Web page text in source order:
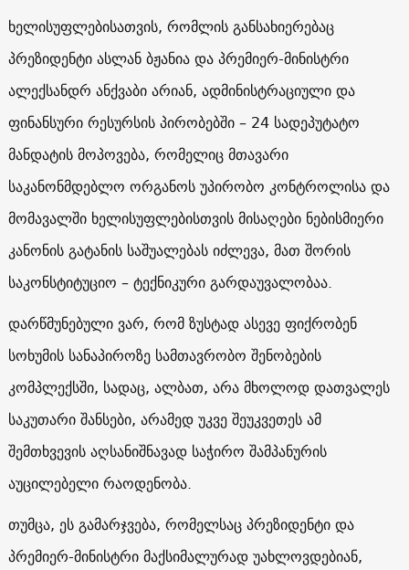
ხელისუფლებისათვის, რომლის განსახიერებაც
პრეზიდენტი ასლან ბჟანია და პრემიერ-მინისტრი
ალექსანდრ ანქვაბი არიან, ადმინისტრაციული და
ფინანსური რესურსის პირობებში – 24 სადეპუტატო
მანდატის მოპოვება, რომელიც მთავარი
საკანონმდებლო ორგანოს უპირობო კონტროლისა და
მომავალში ხელისუფლებისთვის მისაღები ნებისმიერი
კანონის გატანის საშუალებას იძლევა, მათ შორის
საკონსტიტუციო – ტექნიკური გარდაუვალობაა.
დარწმუნებული ვარ, რომ ზუსტად ასევე ფიქრობენ
სოხუმის სანაპიროზე სამთავრობო შენობების
კომპლექსში, სადაც, ალბათ, არა მხოლოდ დათვალეს
საკუთარი შანსები, არამედ უკვე შეუკვეთეს ამ
შემთხვევის აღსანიშნავად საჭირო შამპანურის
აუცილებელი რაოდენობა.
თუმცა, ეს გამარჯვება, რომელსაც პრეზიდენტი და
პრემიერ-მინისტრი მაქსიმალურად უახლოვდებიან,